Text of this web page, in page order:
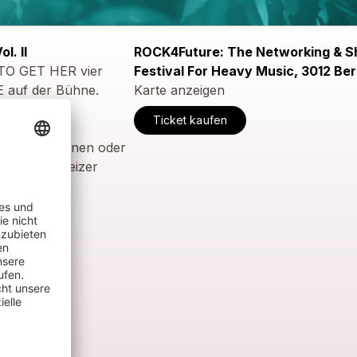
II
GET HER vier
auf der Bühne.
Video
BookerInnen oder
der Schweizer
ROCK4Future: The Networking &
Festival For Heavy Music, 3012
Karte anzeigen
Ticket kaufen